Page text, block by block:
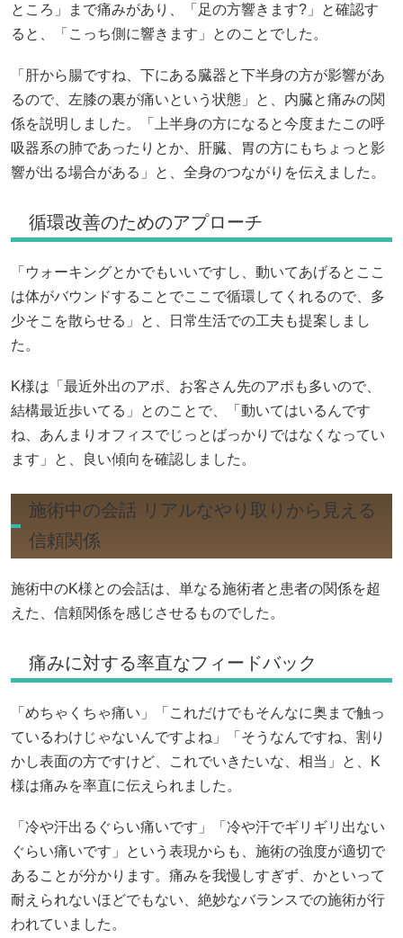
ところ」まで痛みがあり、「足の方響きます?」と確認す
ると、「こっち側に響きます」とのことでした。
「肝から腸ですね、下にある臓器と下半身の方が影響があ
るので、左膝の裏が痛いという状態」と、内臓と痛みの関
係を説明しました。「上半身の方になると今度またこの呼
吸器系の肺であったりとか、肝臓、胃の方にもちょっと影
響が出る場合がある」と、全身のつながりを伝えました。
循環改善のためのアプローチ
「ウォーキングとかでもいいですし、動いてあげるとここ
は体がバウンドすることでここで循環してくれるので、多
少そこを散らせる」と、日常生活での工夫も提案しまし
た。
K様は「最近外出のアポ、お客さん先のアポも多いので、
結構最近歩いてる」とのことで、「動いてはいるんです
ね、あんまりオフィスでじっとばっかりではなくなってい
ます」と、良い傾向を確認しました。
施術中の会話 リアルなやり取りから見える
信頼関係
施術中のK様との会話は、単なる施術者と患者の関係を超
えた、信頼関係を感じさせるものでした。
痛みに対する率直なフィードバック
「めちゃくちゃ痛い」「これだけでもそんなに奥まで触っ
ているわけじゃないんですよね」「そうなんですね、割り
かし表面の方ですけど、これでいきたいな、相当」と、K
様は痛みを率直に伝えられました。
「冷や汗出るぐらい痛いです」「冷や汗でギリギリ出ない
ぐらい痛いです」という表現からも、施術の強度が適切で
あることが分かります。痛みを我慢しすぎず、かといって
耐えられないほどでもない、絶妙なバランスでの施術が行
われていました。